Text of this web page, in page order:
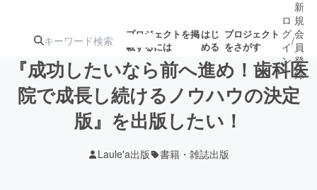
プロジェクトを掲
載するには
はじ
める
プロジェクト
をさがす
注目のリ
注目の新着プロ
ジェクト
募集終了が近いプ
ロ
グ
イ
ン
/
新
規
会
員
登
録
『成功したいなら前へ進め！歯科医
院で成長し続けるノウハウの決定
版』を出版したい！
Laule'a出版 書籍・雑誌出版